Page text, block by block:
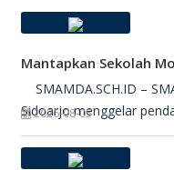
SMAMDA.SCH.ID –
Sidoarjo menggelar
2026-08-05